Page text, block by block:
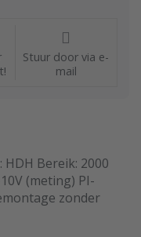
Stuur door via e-
mail
Bereik: 2000
(meting) PI-
zonder